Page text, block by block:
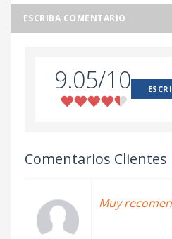
ESCRIBA COMENTARIO
9.05/10
Comentarios Clientes
Muy